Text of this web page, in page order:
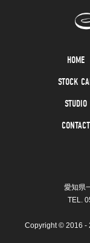
HOME
STOCK
STUDIO
CONTACT
愛知県
TEL.
Copyright © 2016 -